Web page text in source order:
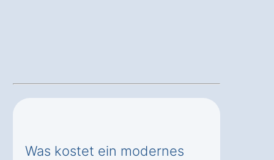
Was kostet ein modernes